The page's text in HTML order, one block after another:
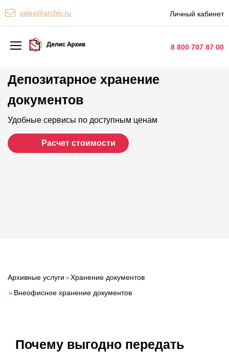
sales@archiv.ru Личный кабинет
8 800 707 87 00
Персональные сервисы
Архивная обработка
Хранение документов
Уничтожение документов
Сканирование документов
Расчет
Заказать услугу
Депозитарное хранение
документов
Удобные сервисы по доступным ценам
Расчет стоимости
Архивные услуги»Хранение документов
»Внеофисное хранение документов
Почему выгодно передать